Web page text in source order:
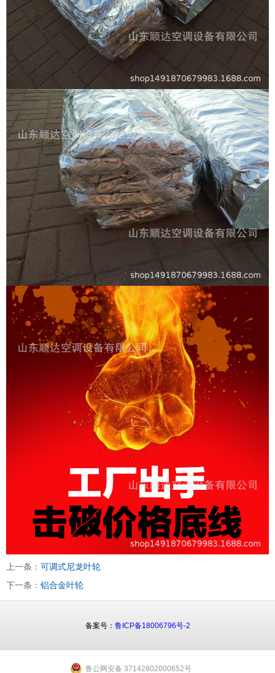
上一条： 可调式尼龙叶轮
下一条： 铝合金叶轮
备案号： 鲁ICP备18006796号-2
鲁公网安备 37142802000652号